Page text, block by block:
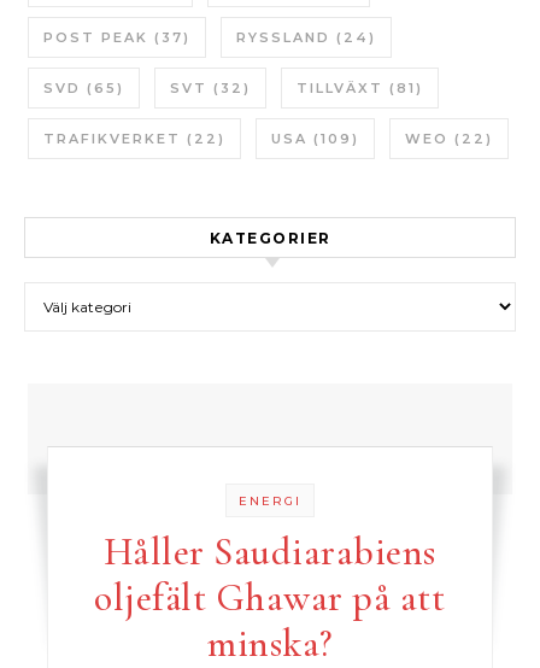
POST PEAK (37) RYSSLAND (24)
SVD (65) SVT (32) TILLVÄXT (81)
TRAFIKVERKET (22) USA (109) WEO (22)
KATEGORIER
ENERGI
Håller Saudiarabiens
oljefält Ghawar på att
minska?